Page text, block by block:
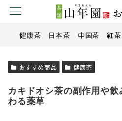
健康茶 日本茶 中国茶 紅
おすすめ商品 健康茶
カキドオシ茶の副作用や
わる薬草